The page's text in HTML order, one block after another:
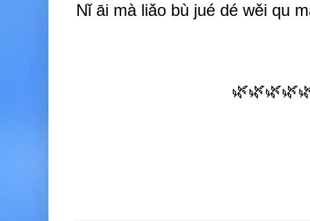
Nǐ āi mà liǎo bù jué dé wěi qu